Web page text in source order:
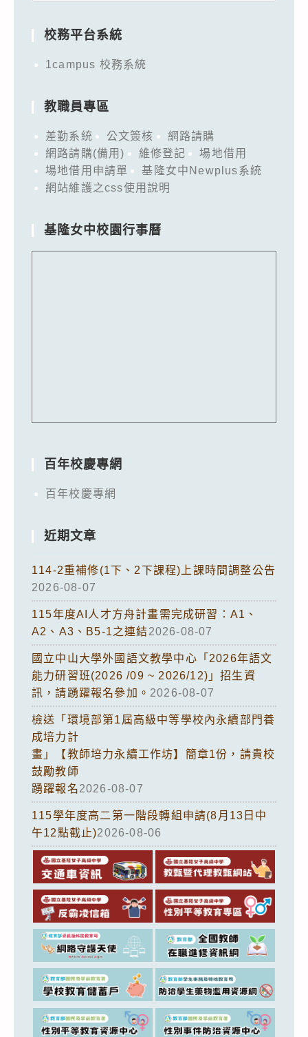
校務平台系統
1campus 校務系統
教職員專區
差勤系統 公文簽核
網路請購
網路請購(備用)
維修登記
場地借用
場地借用申請單
基隆女中Newplus系統
網站維護之css使用說明
基隆女中校園行事曆
百年校慶專網
百年校慶專網
近期文章
114-2重補修(1下、2下課程)上課時間調整公告
2026-08-07
115年度AI人才方舟計畫需完成研習：A1、
A2、A3、B5-1之連結2026-08-07
國立中山大學外國語文教學中心「2026年語文
能力研習班(2026 /09 ~ 2026/12)」招生資
訊，請踴躍報名參加。 2026-08-07
檢送「環境部第1屆高級中等學校內永續部門養
成培力計
畫」【教師培力永續工作坊】簡章1份，請貴校
鼓勵教師
踴躍報名2026-08-07
115學年度高二第一階段轉組申請(8月13日中
午12點截止)2026-08-06